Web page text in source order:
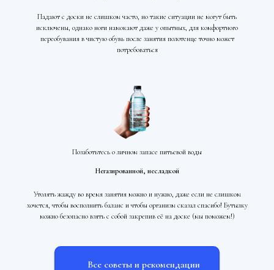
Падают с доски не слишком часто, но такие ситуации не могут быть
исключены, однако ноги намокают даже у опытных, для комфортного
переобувания в чистую обувь после занятия полотенце точно может
потребоваться
Позаботьтесь о личном запасе питьевой воды
Негазированной, несладкой
Утолять жажду во время занятия можно и нужно, даже если не слишком
хочется, чтобы восполнить баланс и чтобы организм сказал спасибо! Бутылку
можно безопасно взять с собой закрепив её на доске (мы поможем!)
Все советы и рекомендации